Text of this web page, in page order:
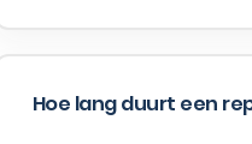
Hoe lang duurt een